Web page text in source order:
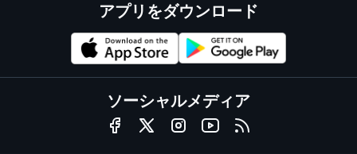
アプリをダウンロード
ソーシャルメディア